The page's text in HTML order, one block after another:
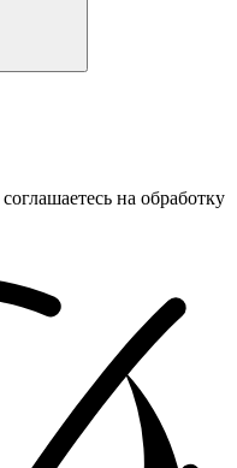
на обработку